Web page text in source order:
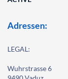
Adressen:
LEGAL:
Wuhrstrasse 6